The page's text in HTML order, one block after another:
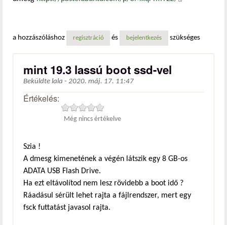
a hozzászóláshoz regisztráció és bejelentkezés szükséges
mint 19.3 lassú boot ssd-vel
Beküldte lala - 2020. máj. 17. 11:47
Értékelés:
Még nincs értékelve
Szia !
A dmesg kimenetének a végén látszik egy 8 GB-os
ADATA USB Flash Drive.
Ha ezt eltávolítod nem lesz rövidebb a boot idő ?
Ráadásul sérült lehet rajta a fájlrendszer, mert egy
fsck futtatást javasol rajta.